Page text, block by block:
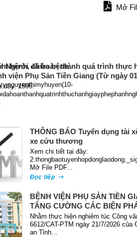
Mở
bệnh, chữa bệnh
Người đã hoàn thành quá trình thực
viện Phụ Sản Tiền Giang (Từ ngày
đây: 1595.
THÔNG BÁO Tuyển dụng tài
xe cứu thương
Xem chi tiết tại đây:
Mở File PDF...
Đọc tiếp
BỆNH VIỆN PHỤ SẢN TIỀN
TĂNG CƯỜNG CÁC BIỆN
PHÒNG NGỪA, ĐẤU TRANH
TỘI PHẠM TRỘM CẮP TÀI
Nhằm thực hiện nghiêm túc Công
6612/CAT-PTM ngày 21/7/2026 của
an Tỉnh...